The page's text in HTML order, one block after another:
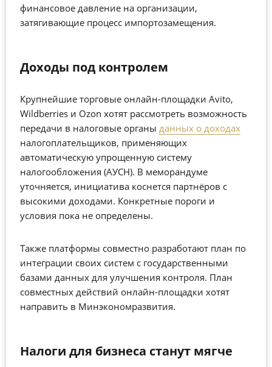
финансовое давление на организации,
затягивающие процесс импортозамещения.
Доходы под контролем
Крупнейшие торговые онлайн-площадки Avito,
Wildberries и Ozon хотят рассмотреть возможность
передачи в налоговые органы данных о доходах
налогоплательщиков, применяющих
автоматическую упрощенную систему
налогообложения (АУСН). В меморандуме
уточняется, инициатива коснется партнёров с
высокими доходами. Конкретные пороги и
условия пока не определены.
Также платформы совместно разработают план по
интеграции своих систем с государственными
базами данных для улучшения контроля. План
совместных действий онлайн-площадки хотят
направить в Минэкономразвития.
Налоги для бизнеса станут мягче